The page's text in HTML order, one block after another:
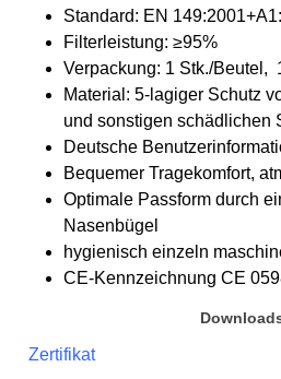
Standard: EN
Filterleistung: ≥95%
Verpackung: 1 Stk./Beutel,
Material: 5-lagiger Schutz
und sonstigen schädlichen
Deutsche
Bequemer Tragekomfort,
Optimale Passform durch
Nasenbügel
hygienisch einzeln
CE-Kennzeichnung CE
Zertifikat